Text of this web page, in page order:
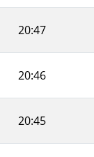
20:47
20:46
20:45